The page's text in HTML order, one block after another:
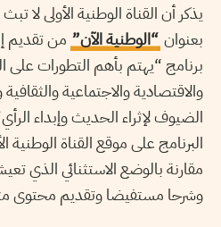
يذكر أن القناة الوطنية الأولى لا
بعنوان “الوطنية الآن” من تقديم
برنامج “يهتم بأهم التطورات على
والاقتصادية والاجتماعية
الضيوف لإثراء الحديث وإبداء
البرنامج على موقع القناة
مقارنة بالوضع الاستثنائي الذي
وشرحا مستفيضا وتقديم محتوى